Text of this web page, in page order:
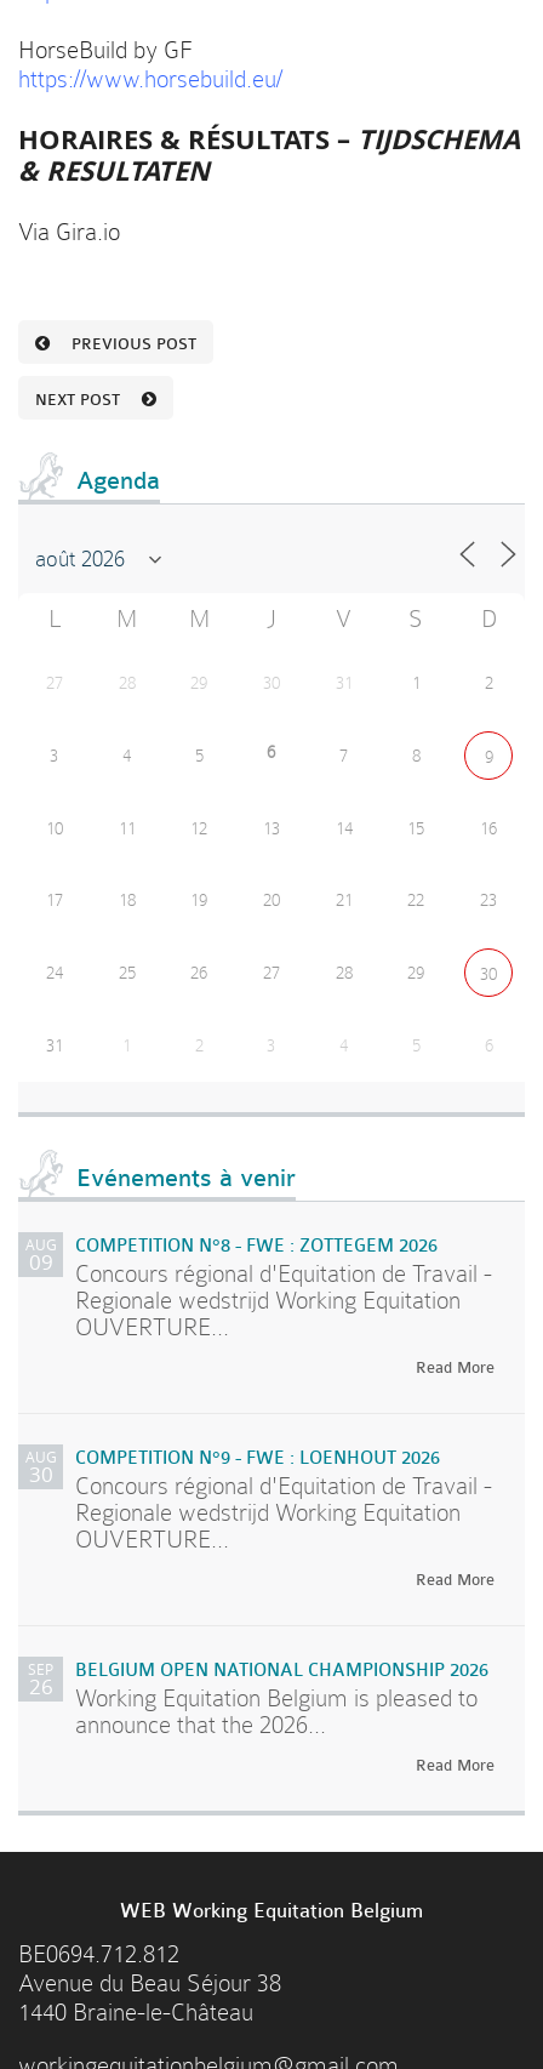
HorseBuild by GF
https://www.horsebuild.eu/
HORAIRES & RÉSULTATS – TIJDSCHEMA
& RESULTATEN
Via Gira.io
PREVIOUS POST
NEXT POST
Agenda
L M M J V S D
27 28 29 30 31 1 2
3 4 5 6 7 8 9
10 11 12 13 14 15 16
17 18 19 20 21 22 23
24 25 26 27 28 29 30
31 1 2 3 4 5 6
Evénements à venir
AUG
09
COMPETITION N°8 - FWE : ZOTTEGEM 2026
Concours régional d'Equitation de Travail -
Regionale wedstrijd Working Equitation
OUVERTURE...
Read More
AUG
30
COMPETITION N°9 - FWE : LOENHOUT 2026
Concours régional d'Equitation de Travail -
Regionale wedstrijd Working Equitation
OUVERTURE...
Read More
SEP
26
BELGIUM OPEN NATIONAL CHAMPIONSHIP 2026
Working Equitation Belgium is pleased to
announce that the 2026...
Read More
WEB Working Equitation Belgium
BE0694.712.812
Avenue du Beau Séjour 38
1440 Braine-le-Château